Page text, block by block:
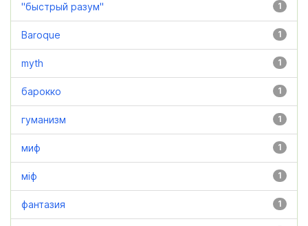
1
"быстрый разум"
1
Baroque
1
myth
1
барокко
1
гуманизм
1
миф
1
міф
1
фантазия